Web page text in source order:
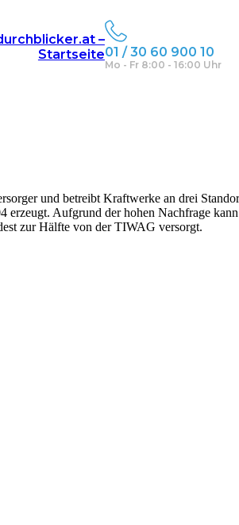
–
Startseite01 / 30 60 900 10
Mo - Fr 8:00 - 16:00 Uhr
und betreibt Kraftwerke an drei
erzeugt. Aufgrund der hohen Nachfrage
zur Hälfte von der TIWAG versorgt.